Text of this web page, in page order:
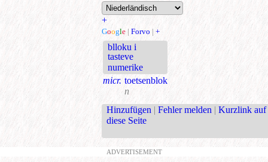
+
Google | Forvo | +
blloku i
tasteve
numerike
micr. toetsenblok
n
Hinzufügen | Fehler melden | Kurzlink auf
diese Seite
ADVERTISEMENT